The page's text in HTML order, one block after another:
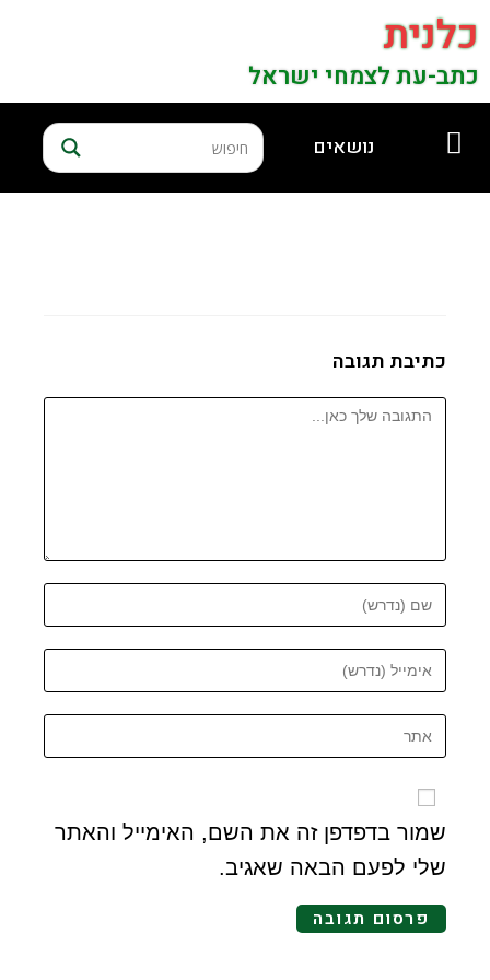
כלנית
כתב-עת לצמחי ישראל
נושאים
כתיבת תגובה
שמור בדפדפן זה את השם, האימייל והאתר
שלי לפעם הבאה שאגיב.